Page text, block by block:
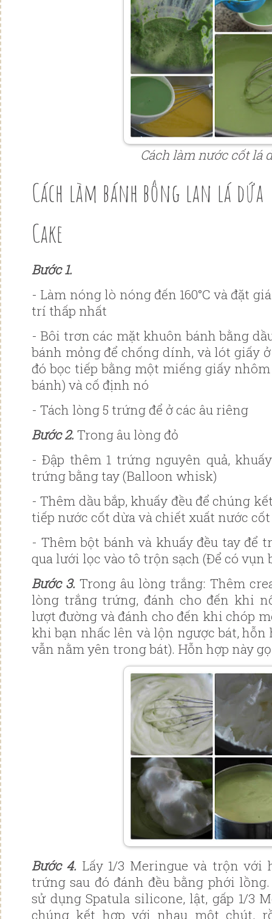
Cách làm nước cốt lá
Cách làm bánh bông lan lá dứa
Cake
Bước 1️.
- Làm nóng lò nóng đến 160°C và đặt
trí thấp nhất
- Bôi trơn các mặt khuôn bánh bằng
bánh mỏng để chống dính, và lót giấy
đó bọc tiếp bằng một miếng giấy
bánh) và cố định nó
- Tách lòng 5 trứng để ở các âu riêng
Bước 2️. Trong âu lòng đỏ
- Đập thêm 1 trứng nguyên quả,
trứng bằng tay (Balloon whisk)
- Thêm dầu bắp, khuấy đều để chúng
tiếp nước cốt dừa và chiết xuất nước
- Thêm bột bánh và khuấy đều tay để
qua lưới lọc vào tô trộn sạch (Để có vụn
Bước 3.Trong âu lòng trắng: Thêm
lòng trắng trứng, đánh cho đến khi
lượt đường và đánh cho đến khi chóp
khi bạn nhấc lên và lộn ngược bát,
vẫn nằm yên trong bát). Hỗn hợp này
Bước 4. Lấy 1/3 Meringue và trộn với
trứng sau đó đánh đều bằng phới
sử dụng Spatula silicone, lật, gấp 1/3
chúng kết hợp với nhau một chút,